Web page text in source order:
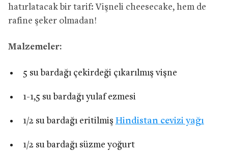
hatırlatacak bir tarif: Vişneli cheesecake, hem de
rafine şeker olmadan!
Malzemeler:
5 su bardağı çekirdeği çıkarılmış vişne
1-1,5 su bardağı yulaf ezmesi
1/2 su bardağı eritilmiş Hindistan cevizi yağı
1/2 su bardağı süzme yoğurt